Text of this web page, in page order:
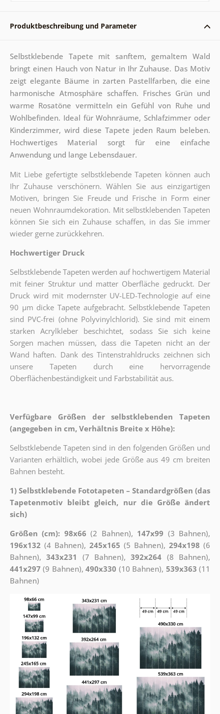
Produktbeschreibung und Parameter
Selbstklebende Tapete mit sanftem, gemaltem Wald
bringt einen Hauch von Natur in Ihr Zuhause. Das Motiv
zeigt elegante Bäume in zarten Pastellfarben, die eine
harmonische Atmosphäre schaffen. Frisches Grün und
warme Rosatöne vermitteln ein Gefühl von Ruhe und
Wohlbefinden. Ideal für Wohnräume, Schlafzimmer oder
Kinderzimmer, wird diese Tapete jeden Raum beleben.
Hochwertiges Material sorgt für eine einfache
Anwendung und lange Lebensdauer.
Mit Liebe gefertigte selbstklebende Tapeten können auch
Ihr Zuhause verschönern. Wählen Sie aus einzigartigen
Motiven, bringen Sie Freude und Frische in Form einer
neuen Wohnraumdekoration. Mit selbstklebenden Tapeten
können Sie sich ein Zuhause schaffen, in das Sie immer
wieder gerne zurückkehren.
Hochwertiger Druck
Selbstklebende Tapeten werden auf hochwertigem Material
mit feiner Struktur und matter Oberfläche gedruckt. Der
Druck wird mit modernster UV-LED-Technologie auf eine
90 µm dicke Tapete aufgebracht. Selbstklebende Tapeten
sind PVC-frei (ohne Polyvinylchlorid). Sie sind mit einem
starken Acrylkleber beschichtet, sodass Sie sich keine
Sorgen machen müssen, dass die Tapeten nicht an der
Wand haften. Dank des Tintenstrahldrucks zeichnen sich
unsere Tapeten durch eine hervorragende
Oberflächenbeständigkeit und Farbstabilität aus.
Verfügbare Größen der selbstklebenden Tapeten
(angegeben in cm, Verhältnis Breite x Höhe):
Selbstklebende Tapeten sind in den folgenden Größen und
Varianten erhältlich, wobei jede Größe aus 49 cm breiten
Bahnen besteht.
1) Selbstklebende Fototapeten – Standardgrößen (das
Tapetenmotiv bleibt gleich, nur die Größe ändert
sich)
Größen (cm): 98x66 (2 Bahnen), 147x99 (3 Bahnen),
196x132 (4 Bahnen), 245x165 (5 Bahnen),294x198 (6
Bahnen),343x231 (7 Bahnen),392x264 (8 Bahnen),
441x297 (9 Bahnen),490x330 (10 Bahnen), 539x363 (11
Bahnen)